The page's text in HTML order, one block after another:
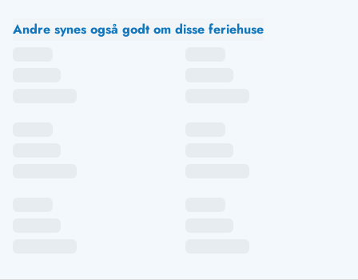
Andre synes også godt om disse feriehuse